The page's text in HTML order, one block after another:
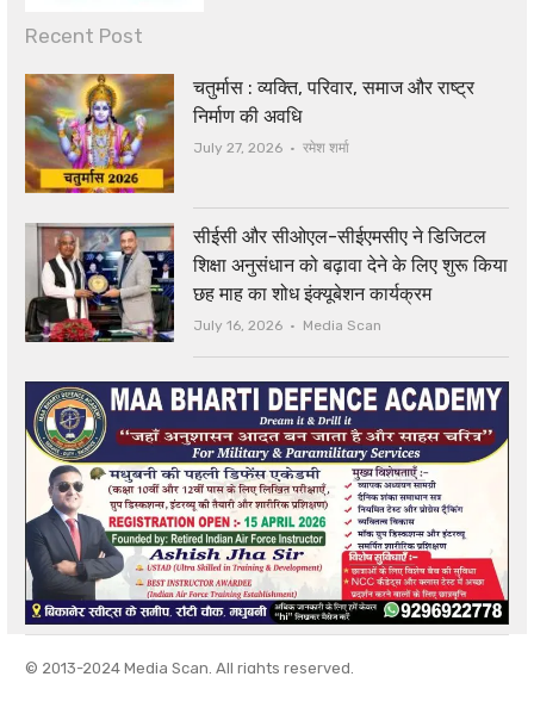
Recent Post
चतुर्मास : व्यक्ति, परिवार, समाज और राष्ट्र
निर्माण की अवधि
July 27, 2026 Author
रमेश शर्मा
सीईसी और सीओएल-सीईएमसीए ने डिजिटल
शिक्षा अनुसंधान को बढ़ावा देने के लिए शुरू किया
छह माह का शोध इंक्यूबेशन कार्यक्रम
July 16, 2026 Author
Media Scan
© 2013-2024 Media Scan. All rights reserved.